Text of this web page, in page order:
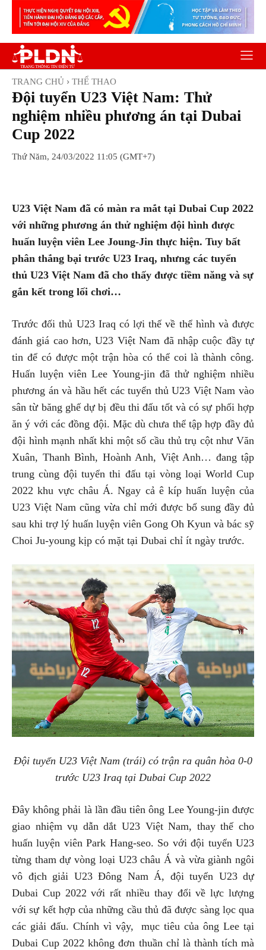
TRANG CHỦ THỂ THAO
Đội tuyển U23 Việt Nam: Thử
nghiệm nhiều phương án tại Dubai
Cup 2022
Thứ Năm, 24/03/2022 11:05 (GMT+7)
U23 Việt Nam đã có màn ra mắt tại Dubai Cup 2022
với những phương án thử nghiệm đội hình được
huấn luyện viên Lee Joung-Jin thực hiện. Tuy bất
phân thắng bại trước U23 Iraq, nhưng các tuyển
thủ U23 Việt Nam đã cho thấy được tiềm năng và sự
gắn kết trong lối chơi…
Trước đối thủ U23 Iraq có lợi thế về thể hình và được
đánh giá cao hơn, U23 Việt Nam đã nhập cuộc đầy tự
tin để có được một trận hòa có thể coi là thành công.
Huấn luyện viên Lee Young-jin đã thử nghiệm nhiều
phương án và hầu hết các tuyển thủ U23 Việt Nam vào
sân từ băng ghế dự bị đều thi đấu tốt và có sự phối hợp
ăn ý với các đồng đội. Mặc dù chưa thể tập hợp đầy đủ
đội hình mạnh nhất khi một số cầu thủ trụ cột như Văn
Xuân, Thanh Bình, Hoành Anh, Việt Anh… đang tập
trung cùng đội tuyển thi đấu tại vòng loại World Cup
2022 khu vực châu Á. Ngay cả ê kíp huấn luyện của
U23 Việt Nam cũng vừa chỉ mới được bổ sung đầy đủ
sau khi trợ lý huấn luyện viên Gong Oh Kyun và bác sỹ
Choi Ju-young kịp có mặt tại Dubai chỉ ít ngày trước.
Đội tuyển U23 Việt Nam (trái) có trận ra quân hòa 0-0
trước U23 Iraq tại Dubai Cup 2022
Đây không phải là lần đầu tiên ông Lee Young-jin được
giao nhiệm vụ dẫn dắt U23 Việt Nam, thay thế cho
huấn luyện viên Park Hang-seo. So với đội tuyển U23
từng tham dự vòng loại U23 châu Á và vừa giành ngôi
vô địch giải U23 Đông Nam Á, đội tuyển U23 dự
Dubai Cup 2022 với rất nhiều thay đổi về lực lượng
với sự kết hợp của những cầu thủ đã được sàng lọc qua
các giải đấu. Chính vì vậy, mục tiêu của ông Lee tại
Dubai Cup 2022 không đơn thuần chỉ là thành tích mà